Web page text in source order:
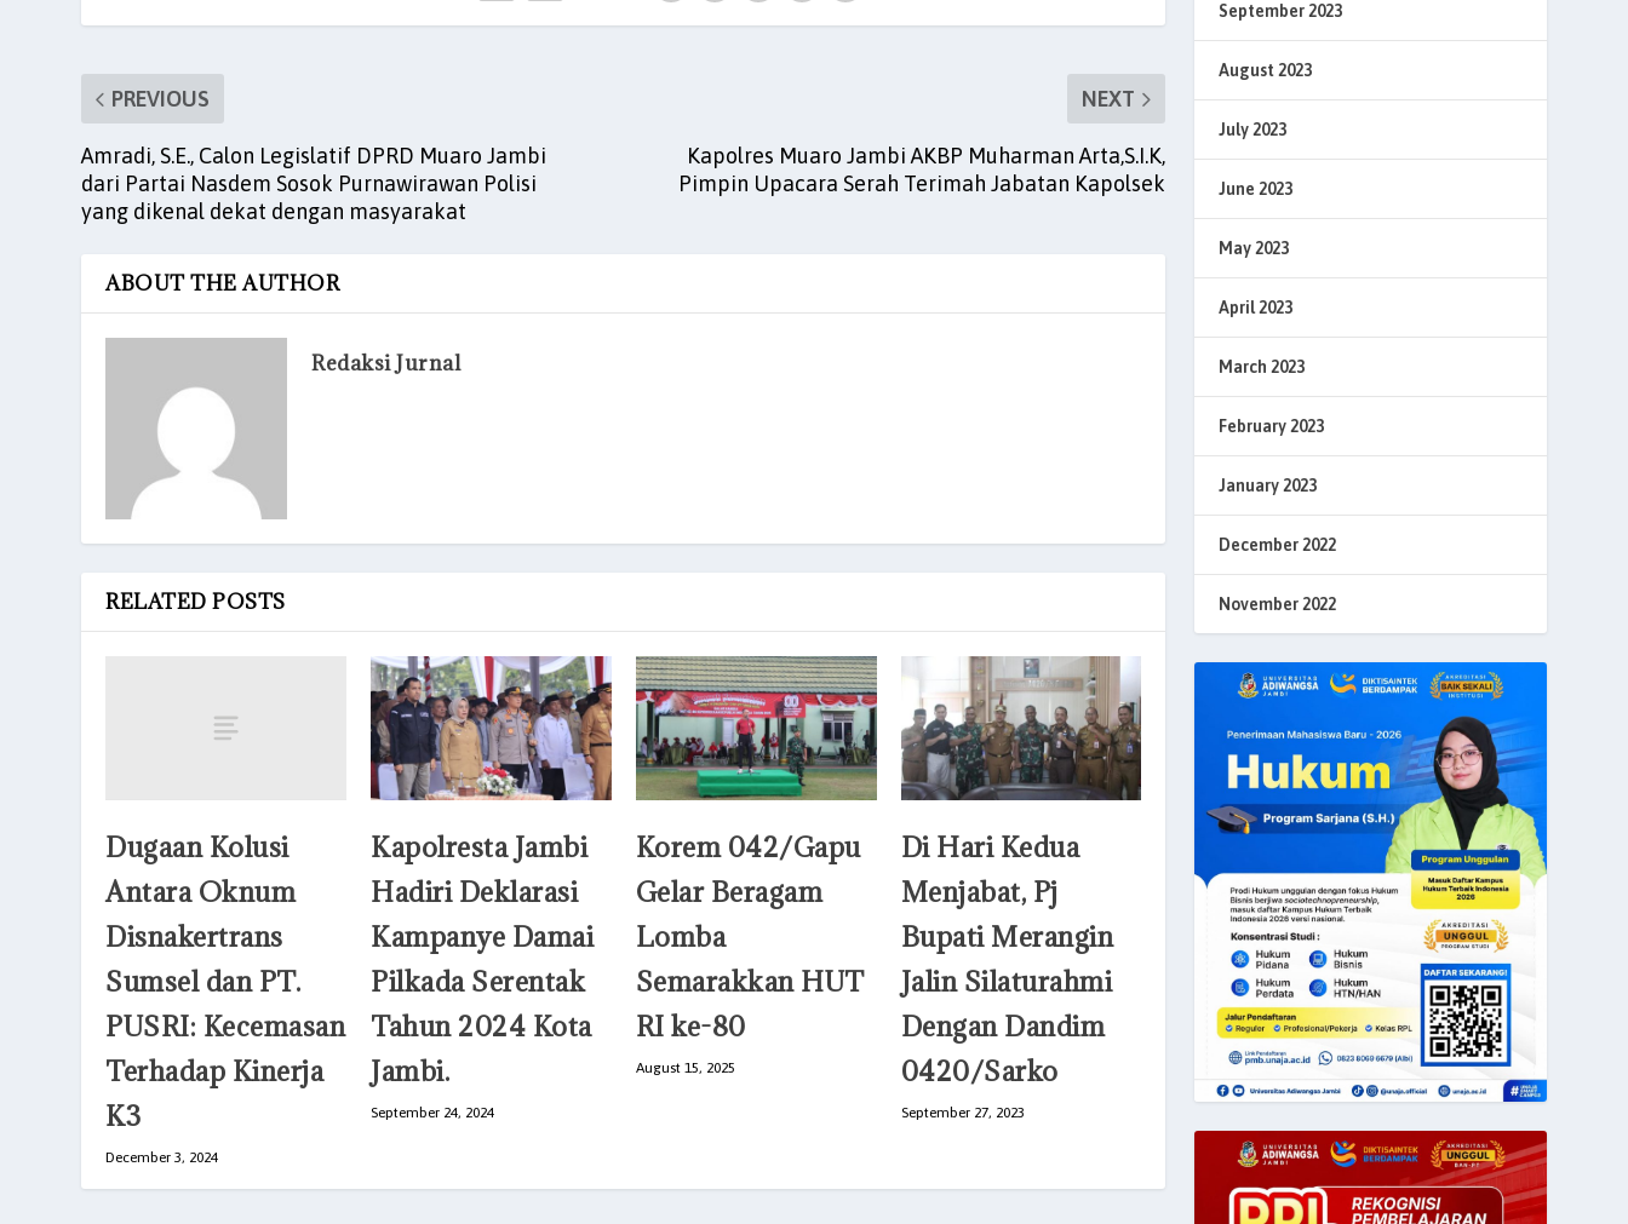
o
o
k
PREVIOUS
Amradi, S.E., Calon Legislatif DPRD Muaro Jambi
dari Partai Nasdem Sosok Purnawirawan Polisi
yang dikenal dekat dengan masyarakat
NEXT
Kapolres Muaro Jambi AKBP Muharman Arta,S.I.K,
Pimpin Upacara Serah Terimah Jabatan Kapolsek
ABOUT THE AUTHOR
Redaksi Jurnal
RELATED POSTS
Dugaan Kolusi
Antara Oknum
Disnakertrans
Sumsel dan PT.
PUSRI: Kecemasan
Terhadap Kinerja
K3
December 3, 2024
Kapolresta Jambi
Hadiri Deklarasi
Kampanye Damai
Pilkada Serentak
Tahun 2024 Kota
Jambi.
September 24, 2024
Korem 042/Gapu
Gelar Beragam
Lomba
Semarakkan HUT
RI ke-80
August 15, 2025
Di Hari Kedua
Menjabat, Pj
Bupati Merangin
Jalin Silaturahmi
Dengan Dandim
0420/Sarko
September 27, 2023
September 2023
August 2023
July 2023
June 2023
May 2023
April 2023
March 2023
February 2023
January 2023
December 2022
November 2022